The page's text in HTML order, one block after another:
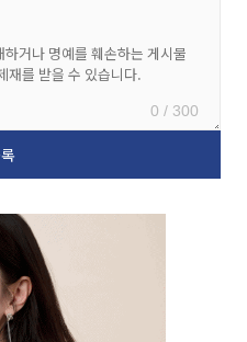
0 / 300